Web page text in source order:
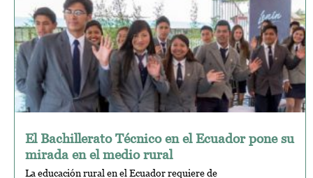
El Bachillerato Técnico en el Ecuador pone su
mirada en el medio rural
La educación rural en el Ecuador requiere de